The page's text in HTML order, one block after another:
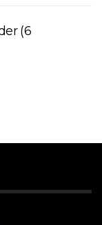
(6